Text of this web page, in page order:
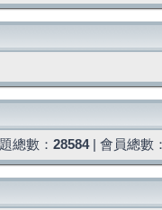
總數： 28584| 會員總數